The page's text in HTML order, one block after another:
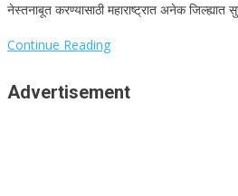
नेस्तनाबूत करण्यासाठी महाराष्ट्रात अनेक
Continue Reading
Advertisement